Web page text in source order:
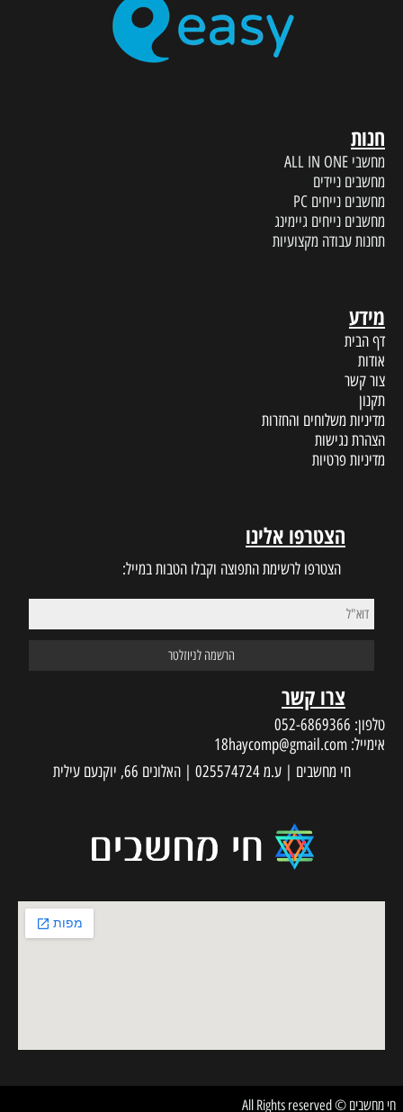
חנות
מחשבי ALL IN ONE
מחשבים ניידים
מחשבים נייחים PC
מחשבים נייחים גיימינג
תחנות עבודה מקצועיות
מידע
דף הבית
אודות
צור קשר
תקנון
מדיניות משלוחים והחזרות
הצהרת נגישות
מדיניות פרטיות
הצטרפו אלינו
הצטרפו לרשימת התפוצה וקבלו הטבות במייל:
צרו קשר
טלפון: 052-6869366
אימייל: 18haycomp@gmail.com
חי מחשבים | ע.מ 025574724 | האלונים 66, יוקנעם עילית
חי מחשבים © All Rights reserved